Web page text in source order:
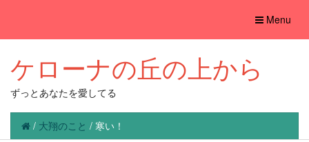
Toggle
Menu
ケローナの丘の上から
ずっとあなたを愛してる
/ 大翔のこと / 寒い！